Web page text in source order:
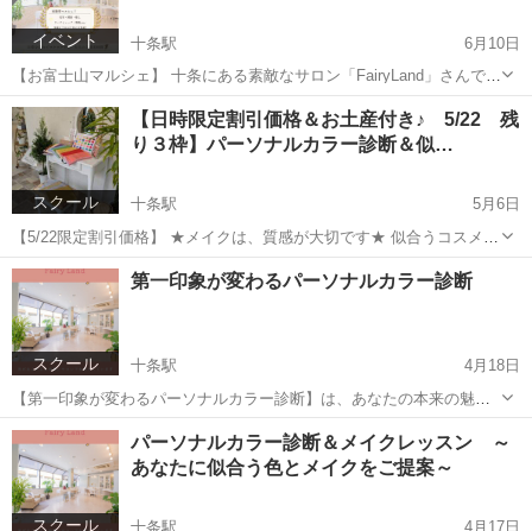
イベント 十条駅
6月10日
【お富士山マルシェ】 十条にある素敵なサロン「FairyLand」さんで開
催される体験型マルシェに出店させていただくことになりました！
FairyLandさんは「大人ファンタジー」をコンセプトにした、日常を忘
れて...
東京 北区 十条駅 地域/お祭り パーソナルカラー
スクール
【日時限定割引価格＆お土産付き♪ 5/22 残
り３枠】パーソナルカラー診断＆似…
十条駅
5月6日
【5/22限定割引価格】 ★メイクは、質感が大切です★ 似合うコスメは
色だけではなく、仕上げ方も魅力UPのポイントです。 似合う質感は、
人それぞれ。 パーソナルカラー診断の結果をリップのポイントメイク
で再現す...
東京 北区 十条駅 メイク パーソナルカラー
スクール
第一印象が変わるパーソナルカラー診断
十条駅
4月18日
【第一印象が変わるパーソナルカラー診断】は、あなたの本来の魅力
を引き出す診断です。 自分に似合う色を知ることで、ファッションや
コスメ選びがしやすくなります。 そして、自分に自信が持てる様にな
ります♪ 「なんとな...
東京 北区 十条駅 パーソナルカラー
スクール
パーソナルカラー診断＆メイクレッスン ～
あなたに似合う色とメイクをご提案～
十条駅 4月17日